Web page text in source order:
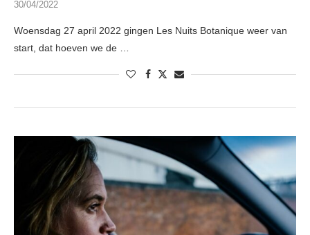
30/04/2022
Woensdag 27 april 2022 gingen Les Nuits Botanique weer van
start, dat hoeven we de …